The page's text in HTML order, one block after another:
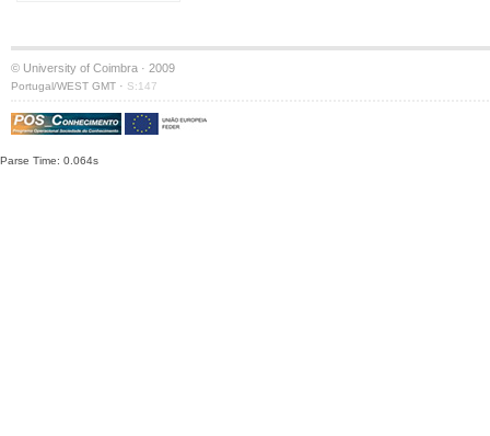
© University of Coimbra · 2009
Portugal/WEST GMT · S:147
Parse Time: 0.064s